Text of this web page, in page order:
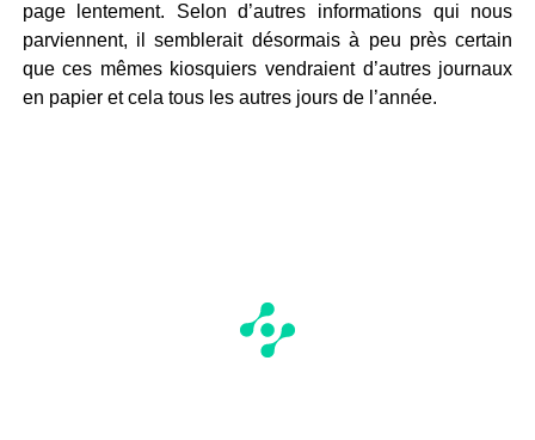
page lentement. Selon d’autres informations qui nous
parviennent, il semblerait désormais à peu près certain
que ces mêmes kiosquiers vendraient d’autres journaux
en papier et cela tous les autres jours de l’année.